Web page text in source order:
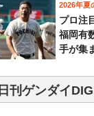
2026年夏
プロ注
福岡有
手が集
日刊ゲンダイ